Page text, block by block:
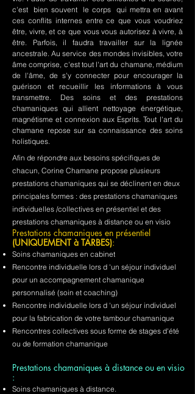
c'est bien souvent le corps qui mettra en avant
ces conflits internes entre ce que vous voudriez
être, vivre, et ce que vous vous autorisez à vivre, à
être. Parfois, il faudra travailler sur la lignée
ancestrale. Au service des mondes invisibles, votre
âme comprise, c'est tout l'art du chamane, médium
de l'âme, de s'y connecter pour encourager la
guérison et recueillir les informations à vous
transmettre. Des soins et des prestations
chamaniques qui allient nettoyage énergétique,
magnétisme et connexion aux Esprits. Tout l'art du
chamane repose sur sa connaissance des soins
holistiques.
Afin de répondre aux besoins spécifiques de
chacun, Corine Chamane propose plusieurs
prestations chamaniques qui se déclinent en deux
principales formes : des prestations chamaniques
individuelles /collectives en présentiel et des
prestations chamaniques à distance ou en visio
Prestations chamaniques en présentiel
(UNIQUEMENT à TARBES):
Soins chamaniques en cabinet
Rencontre individuelle lors d 'un séjour individuel
pour un accompagnement chamanique
personnalisé (soin et coaching)
Rencontre individuelle lors d 'un séjour individuel
pour la fabrication de votre tambour chamanique
Rencontres collectives sous forme de stages d'été
ou de formation chamanique
Prestations chamaniques à distance ou en visio
:
Soins chamaniques à distance.